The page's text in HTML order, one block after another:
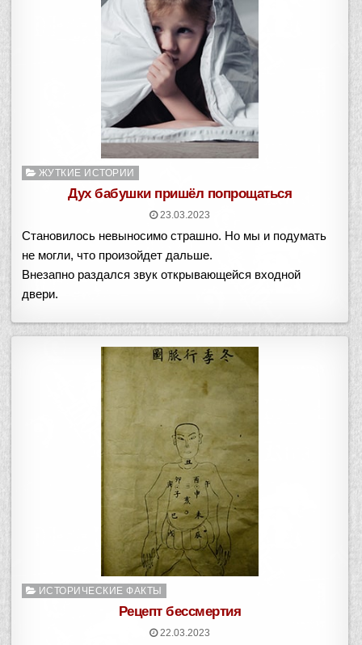
Опубликовано
ЖУТКИЕ ИСТОРИИ
Дух бабушки пришёл попрощаться
23.03.2023
Становилось невыносимо страшно. Но мы и подумать
не могли, что произойдет дальше.
Внезапно раздался звук открывающейся входной
двери.
Опубликовано
ИСТОРИЧЕСКИЕ ФАКТЫ
Рецепт бессмертия
22.03.2023